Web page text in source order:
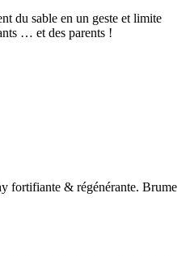
du sable en un geste et limite
… et des parents !
fortifiante & régénérante. Brume